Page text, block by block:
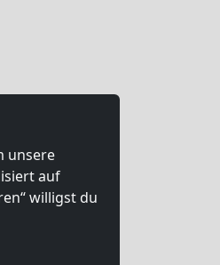
unsere
auf
willigst du